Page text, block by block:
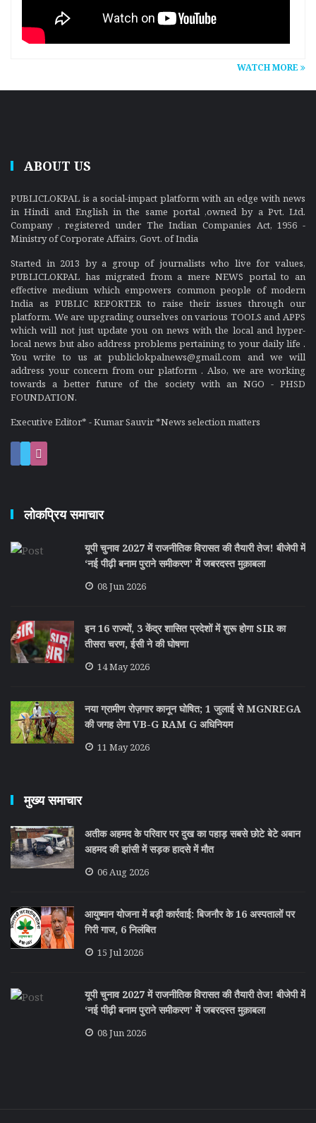
WATCH MORE
ABOUT US
PUBLICLOKPAL is a social-impact platform with an edge with news
in Hindi and English in the same portal ,owned by a Pvt. Ltd.
Company , registered under The Indian Companies Act, 1956 -
Ministry of Corporate Affairs, Govt. of India
Started in 2013 by a group of journalists who live for values,
PUBLICLOKPAL has migrated from a mere NEWS portal to an
effective medium which empowers common people of modern
India as PUBLIC REPORTER to raise their issues through our
platform. We are upgrading ourselves on various TOOLS and APPS
which will not just update you on news with the local and hyper-
local news but also address problems pertaining to your daily life .
You write to us at publiclokpalnews@gmail.com and we will
address your concern from our platform . Also, we are working
towards a better future of the society with an NGO - PHSD
FOUNDATION.
Executive Editor* - Kumar Sauvir *News selection matters
लोकप्रिय समाचार
यूपी चुनाव 2027 में राजनीतिक विरासत की तैयारी तेज! बीजेपी में
‘नई पीढ़ी बनाम पुराने समीकरण’ में जबरदस्त मुक़ाबला
08 Jun 2026
इन 16 राज्यों, 3 केंद्र शासित प्रदेशों में शुरू होगा SIR का
तीसरा चरण, ईसी ने की घोषणा
14 May 2026
नया ग्रामीण रोज़गार कानून घोषित; 1 जुलाई से MGNREGA
की जगह लेगा VB-G RAM G अधिनियम
11 May 2026
मुख्य समाचार
अतीक अहमद के परिवार पर दुख का पहाड़ सबसे छोटे बेटे अबान
अहमद की झांसी में सड़क हादसे में मौत
06 Aug 2026
आयुष्मान योजना में बड़ी कार्रवाई: बिजनौर के 16 अस्पतालों पर
गिरी गाज, 6 निलंबित
15 Jul 2026
यूपी चुनाव 2027 में राजनीतिक विरासत की तैयारी तेज! बीजेपी में
‘नई पीढ़ी बनाम पुराने समीकरण’ में जबरदस्त मुक़ाबला
08 Jun 2026